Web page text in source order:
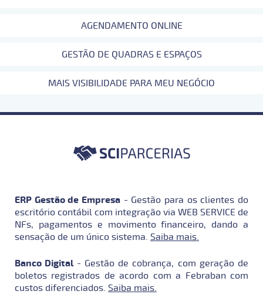
AGENDAMENTO ONLINE
GESTÃO DE QUADRAS E ESPAÇOS
MAIS VISIBILIDADE PARA MEU NEGÓCIO
ERP Gestão de Empresa - Gestão para os clientes do
escritório contábil com integração via WEB SERVICE de
NFs, pagamentos e movimento financeiro, dando a
sensação de um único sistema. Saiba mais.
Banco Digital - Gestão de cobrança, com geração de
boletos registrados de acordo com a Febraban com
custos diferenciados. Saiba mais.